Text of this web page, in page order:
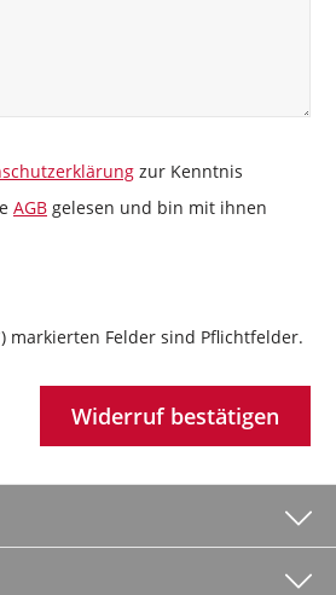
zur Kenntnis
AGB gelesen und bin mit ihnen
markierten Felder sind Pflichtfelder.
Widerruf bestätigen